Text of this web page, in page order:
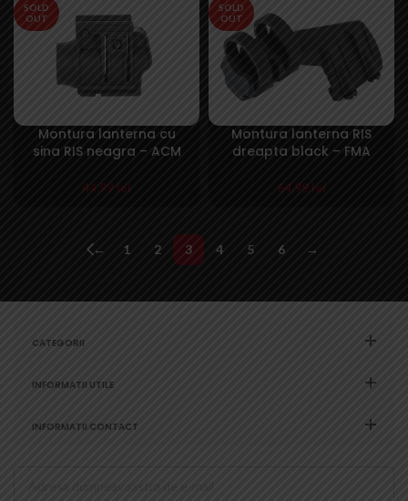
SOLD
OUT
Montura lanterna cu
sina RIS neagra – ACM
44,99 lei
SOLD
OUT
Montura lanterna RIS
dreapta black – FMA
64,99 lei
← 1 2 3 4 5 6 →
CATEGORII
INFORMATII UTILE
INFORMATII CONTACT